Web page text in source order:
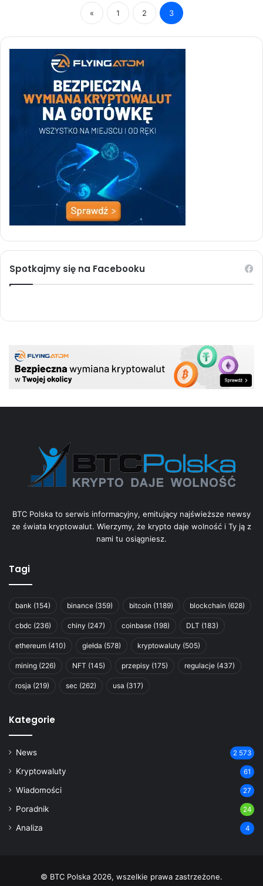
« 1 2 3
Spotkajmy się na Facebooku
BTC Polska to serwis informacyjny, emitujący najświeższe newsy
ze świata kryptowalut. Wierzymy, że krypto daje wolność i Ty ją z
nami tu osiągniesz.
Tagi
bank (154) binance (359) bitcoin (1189) blockchain (628)
cbdc (236) chiny (247) coinbase (198) DLT (183)
ethereum (410) giełda (578) kryptowaluty (505)
mining (226) NFT (145) przepisy (175) regulacje (437)
rosja (219) sec (262) usa (317)
Kategorie
News 2 573
Kryptowaluty 61
Wiadomości 27
Poradnik 24
Analiza 4
© BTC Polska 2026, wszelkie prawa zastrzeżone.